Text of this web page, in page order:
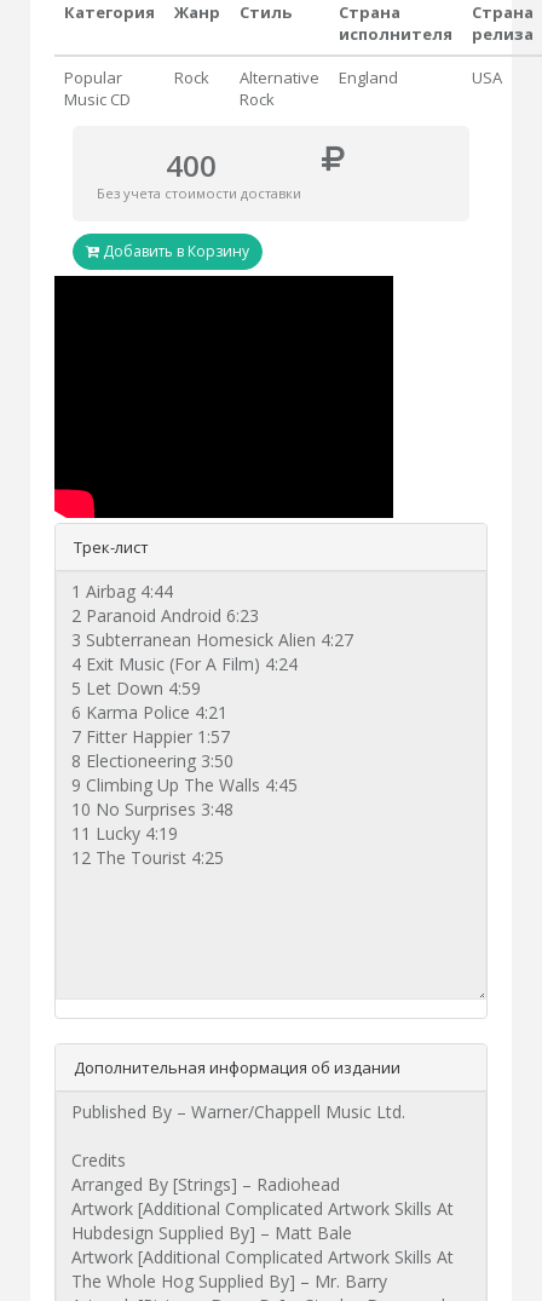
Категория Жанр Стиль
Страна
исполнителя
Страна
релиза
Popular
Music CD
Rock
Alternative
Rock
England USA
400
Без учета стоимости доставки
Добавить в Корзину
Трек-лист
Дополнительная информация об издании